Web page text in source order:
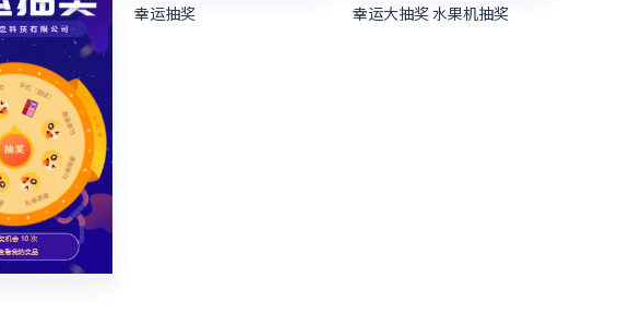
幸运抽奖 幸运大抽奖 水果机抽奖